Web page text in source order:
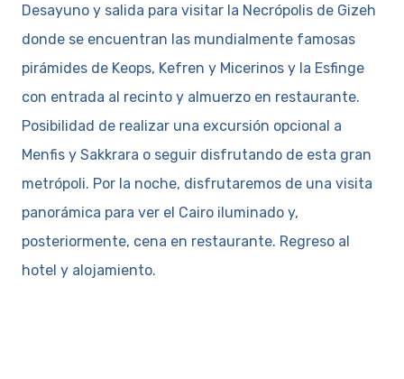
Desayuno y salida para visitar la Necrópolis de Gizeh
donde se encuentran las mundialmente famosas
pirámides de Keops, Kefren y Micerinos y la Esfinge
con entrada al recinto y almuerzo en restaurante.
Posibilidad de realizar una excursión opcional a
Menfis y Sakkrara o seguir disfrutando de esta gran
metrópoli. Por la noche, disfrutaremos de una visita
panorámica para ver el Cairo iluminado y,
posteriormente, cena en restaurante. Regreso al
hotel y alojamiento.